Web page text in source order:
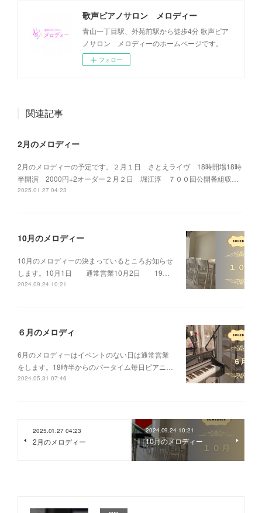
歌声ピアノサロン メロディー
青山一丁目駅、外苑前駅から徒歩4分 歌声ピア
ノサロン メロディーのホームページです。
フォロー
関連記事
2月のメロディー
2月のメロディーの予定です。２月１日 さとえライヴ 18時開場18時
半開演 2000円+2オーダー２月２日 堀江淳 ７００回公開番組収…
2025.01.27 04:23
10月のメロディー
10月のメロディーの決まっているところお知らせ
します。10月1日 通常営業10月2日 19…
2024.09.24 10:21
６月のメロディ
6月のメロディーはイベントのない日は通常営業
をします。18時半からのバータイム毎日ピアニ…
2024.05.31 07:46
2025.01.27 04:23
2月のメロディー
2024.09.24 10:21
10月のメロディー